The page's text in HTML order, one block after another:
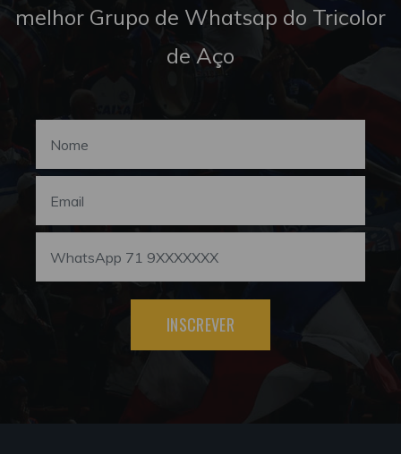
melhor Grupo de Whatsap do Tricolor
de Aço
INSCREVER